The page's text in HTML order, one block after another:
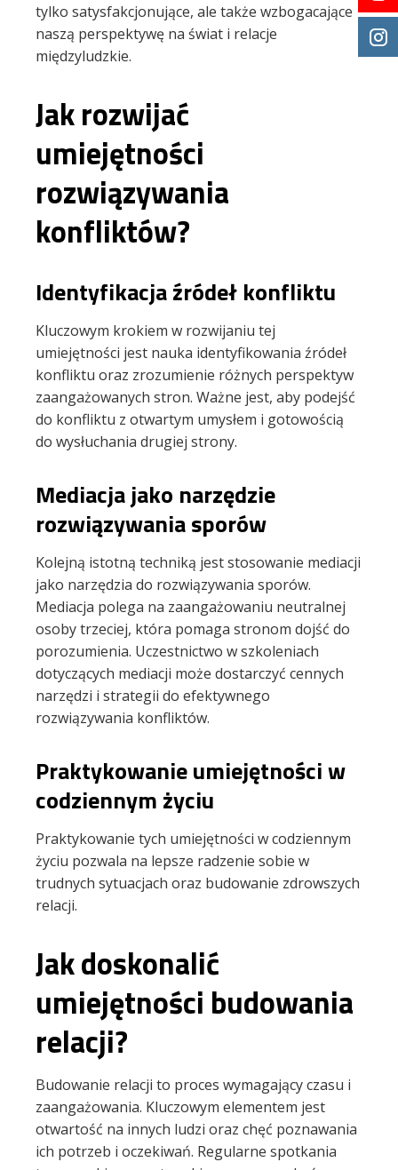
tylko satysfakcjonujące, ale także wzbogacające
naszą perspektywę na świat i relacje
międzyludzkie.
Jak rozwijać
umiejętności
rozwiązywania
konfliktów?
Identyfikacja źródeł konfliktu
Kluczowym krokiem w rozwijaniu tej
umiejętności jest nauka identyfikowania źródeł
konfliktu oraz zrozumienie różnych perspektyw
zaangażowanych stron. Ważne jest, aby podejść
do konfliktu z otwartym umysłem i gotowością
do wysłuchania drugiej strony.
Mediacja jako narzędzie
rozwiązywania sporów
Kolejną istotną techniką jest stosowanie mediacji
jako narzędzia do rozwiązywania sporów.
Mediacja polega na zaangażowaniu neutralnej
osoby trzeciej, która pomaga stronom dojść do
porozumienia. Uczestnictwo w szkoleniach
dotyczących mediacji może dostarczyć cennych
narzędzi i strategii do efektywnego
rozwiązywania konfliktów.
Praktykowanie umiejętności w
codziennym życiu
Praktykowanie tych umiejętności w codziennym
życiu pozwala na lepsze radzenie sobie w
trudnych sytuacjach oraz budowanie zdrowszych
relacji.
Jak doskonalić
umiejętności budowania
relacji?
Budowanie relacji to proces wymagający czasu i
zaangażowania. Kluczowym elementem jest
otwartość na innych ludzi oraz chęć poznawania
ich potrzeb i oczekiwań. Regularne spotkania